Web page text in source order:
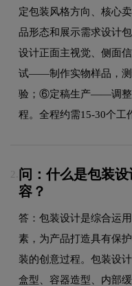
定包装风格方向、核心
品形态和展示需求设计
设计正面主视觉、侧面
试——制作实物样品，测
验；⑥定稿生产——调整
程。全程约需15-30个工
2. 问：什么是包装
容？
答：包装设计是综合运
素，为产品打造具有保
装的创意过程。包装设
盒型、容器造型、内部